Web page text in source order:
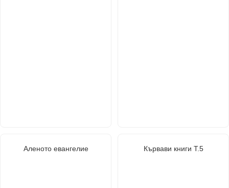
Аленото евангелие Кървави книги Т.5